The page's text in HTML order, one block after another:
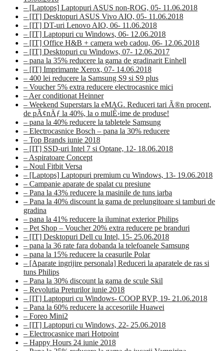
– [Laptops] Laptopuri ASUS non-ROG, 05- 11.06.2018
– [IT] Desktopuri ASUS Vivo AIO, 05- 11.06.2018
– [IT] DT-uri Lenovo AIO, 06- 11.06.2018
– [IT] Laptopuri cu Windows, 06- 12.06.2018
– [IT] Office H&B + camera web cadou, 06- 12.06.2018
– [IT] Desktopuri cu Windows, 07- 12.06.2017
– pana la 35% reducere la gama de gradinarit Einhell
– [IT] Imprimante Xerox, 07- 14.06.2018
– 400 lei reducere la Samsung S9 si S9 plus
– Voucher 5% extra reducere electrocasnice mici
– Aer conditionat Heinner
– Weekend Superstars la eMAG. Reduceri tari Ã®n procent,
de pÃ¢nÄƒ la 40%, la o mulÈ›ime de produse!
– pana la 40% reducere la tabletele Samsung
– Electrocasnice Bosch – pana la 30% reducere
– Top Brands iunie 2018
– [IT] SSD-uri Intel 7 si Optane, 12- 18.06.2018
– Aspiratoare Concept
– Noul Fitbit Versa
– [Laptops] Laptopuri premium cu Windows, 13- 19.06.2018
– Campanie aparate de spalat cu presiune
– Pana la 43% reducere la masinile de tuns iarba
– Pana la 40% discount la gama de prelungitoare si tamburi de
gradina
– pana la 41% reducere la iluminat exterior Philips
– Pet Shop – Voucher 20% extra reducere pe branduri
– [IT] Desktopuri Dell cu Intel, 15- 25.06.2018
– pana la 36 rate fara dobanda la telefoanele Samsung
– pana la 15% reducere la ceasurile Polar
– [Aparate ingrijire personala] Reduceri la aparatele de ras si
tuns Philips
– Pana la 30% discount la gama de scule Skil
– Revolutia Preturilor iunie 2018
– [IT] Laptopuri cu Windows- COOP RVP, 19- 21.06.2018
– Pana la 60% reducere la accesoriile Huawei
– Foreo Mini2
– [IT] Laptopuri cu Windows, 22- 25.06.2018
– Electrocasnice mari Hotpoint
– Happy Hours 24 iunie 2018